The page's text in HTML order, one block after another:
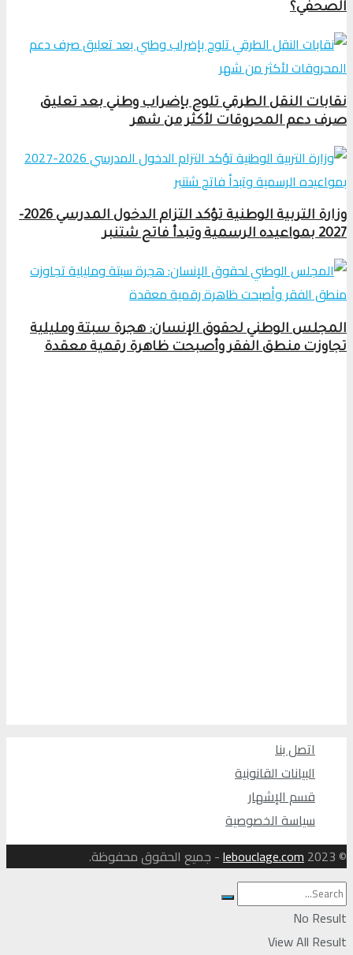
الصحفي؟
نقابات النقل الطرقي تلوح بإضراب وطني بعد تعليق
صرف دعم المحروقات لأكثر من شهر
وزارة التربية الوطنية تؤكد التزام الدخول المدرسي 2026-
2027 بمواعيده الرسمية وتبدأ فاتح شتنبر
المجلس الوطني لحقوق الإنسان: هجرة سبتة ومليلية
تجاوزت منطق الفقر وأصبحت ظاهرة رقمية معقدة
اتصل بنا
البيانات القانونية
قسم الإشهار
سياسة الخصوصية
© 2023
lebouclage.com- جميع الحقوق محفوظة.
No Result
View All Result